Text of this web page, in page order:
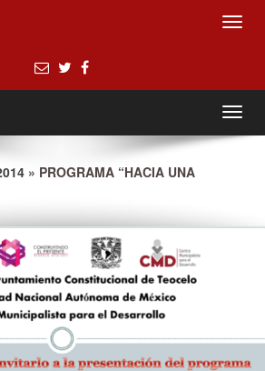
» PROGRAMA “HACIA UNA